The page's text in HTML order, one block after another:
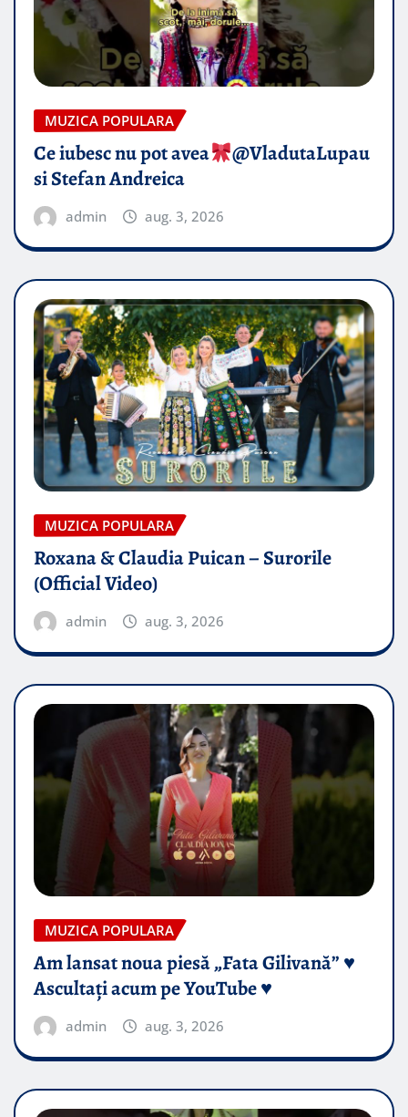
MUZICA POPULARA
Ce iubesc nu pot avea
​@VladutaLupau
si Stefan Andreica
admin aug. 3, 2026
MUZICA POPULARA
Roxana & Claudia Puican – Surorile
(Official Video)
admin aug. 3, 2026
MUZICA POPULARA
Am lansat noua piesă „Fata Gilivană” ♥️
Ascultați acum pe YouTube ♥️
admin aug. 3, 2026